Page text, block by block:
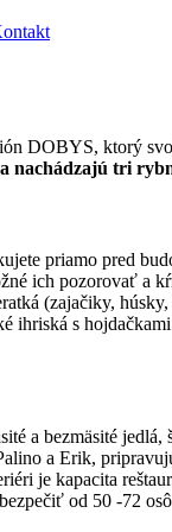
DOBYS, ktorý
nachádzajú tri
priamo pred
ich pozorovať a
(zajačiky,
ihriská s
a bezmäsité
a Erik,
je kapacita
od 50 -72